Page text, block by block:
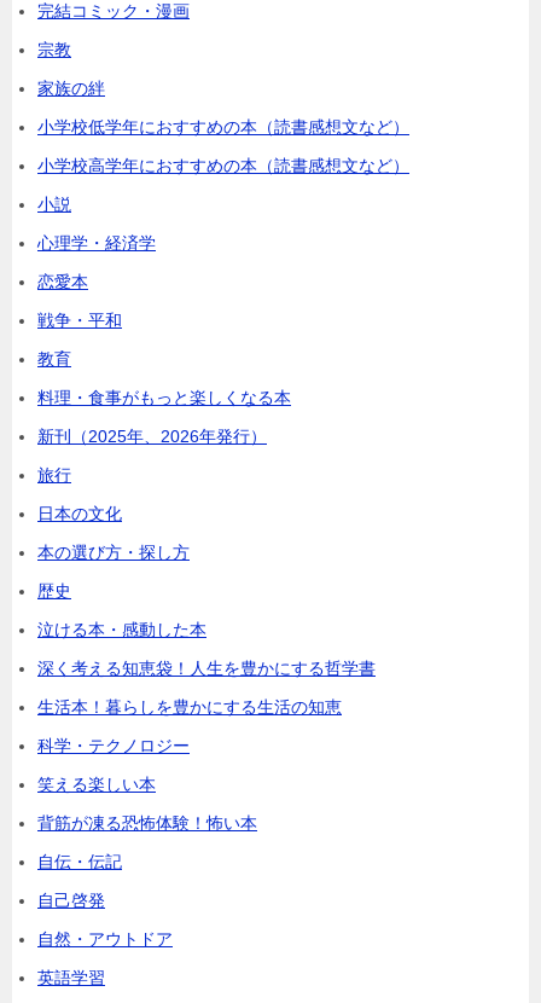
完結コミック・漫画
宗教
家族の絆
小学校低学年におすすめの本（読書感想文など）
小学校高学年におすすめの本（読書感想文など）
小説
心理学・経済学
恋愛本
戦争・平和
教育
料理・食事がもっと楽しくなる本
新刊（2025年、2026年発行）
旅行
日本の文化
本の選び方・探し方
歴史
泣ける本・感動した本
深く考える知恵袋！人生を豊かにする哲学書
生活本！暮らしを豊かにする生活の知恵
科学・テクノロジー
笑える楽しい本
背筋が凍る恐怖体験！怖い本
自伝・伝記
自己啓発
自然・アウトドア
英語学習